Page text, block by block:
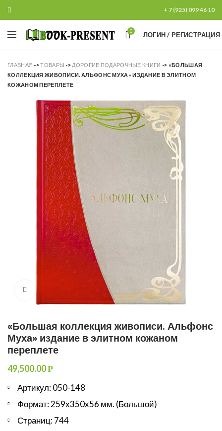
+ 7 (925) 099 46 10
0 ЛОГИН / РЕГИСТРАЦИЯ
ГЛАВНАЯ ->ТОВАРЫ -> ДОРОГИЕ ПОДАРОЧНЫЕ КНИГИ -> «БОЛЬШАЯ
КОЛЛЕКЦИЯ ЖИВОПИСИ. АЛЬФОНС МУХА» ИЗДАНИЕ В ЭЛИТНОМ
КОЖАНОМ ПЕРЕПЛЕТЕ
Увеличить
«Большая коллекция живописи. Альфонс
Муха» издание в элитном кожаном
переплете
49,500.00Р
Артикул: 050-148
Формат: 259х350х56 мм. (Большой)
Страниц: 744